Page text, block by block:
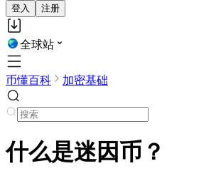
登入 注册
全球站
币懂百科 加密基础
什么是迷因币？